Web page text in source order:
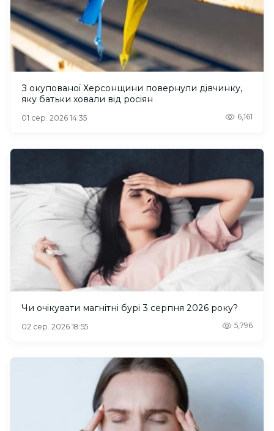
З окупованої Херсонщини повернули дівчинку,
яку батьки ховали від росіян
01 сер. 2026 14:35 6,161
Чи очікувати магнітні бурі 3 серпня 2026 року?
02 сер. 2026 18:55 5,796